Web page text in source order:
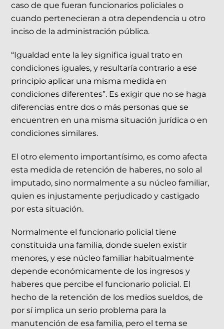
caso de que fueran funcionarios policiales o
cuando pertenecieran a otra dependencia u otro
inciso de la administración pública.
“Igualdad ente la ley significa igual trato en
condiciones iguales, y resultaría contrario a ese
principio aplicar una misma medida en
condiciones diferentes”. Es exigir que no se haga
diferencias entre dos o más personas que se
encuentren en una misma situación jurídica o en
condiciones similares.
El otro elemento importantísimo, es como afecta
esta medida de retención de haberes, no solo al
imputado, sino normalmente a su núcleo familiar,
quien es injustamente perjudicado y castigado
por esta situación.
Normalmente el funcionario policial tiene
constituida una familia, donde suelen existir
menores, y ese núcleo familiar habitualmente
depende económicamente de los ingresos y
haberes que percibe el funcionario policial. El
hecho de la retención de los medios sueldos, de
por sí implica un serio problema para la
manutención de esa familia, pero el tema se